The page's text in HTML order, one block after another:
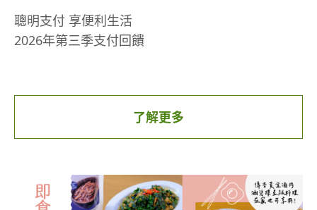
餐。
建議3~4小時以上運動，別忘記每１小時補充一次小
漿、雞精等，幫助體能續航力，維持訓練品質，避
免運動傷害、或是體力不支昏倒喔～
國外實體消費加碼8%(上限500點/月) ，不須領券！
不限國家！(歐盟除外)
活動詳情 →https://stcz.tw/9959ar
辦卡首刷禮
1.核卡30天內任刷一筆，享 500 點 OPENPOINT
2.星巴克行動收納組(含木蓋褶疊收納箱及收納袋)
聰明支付 享便利生活
2026年第三季支付回饋
了解更多